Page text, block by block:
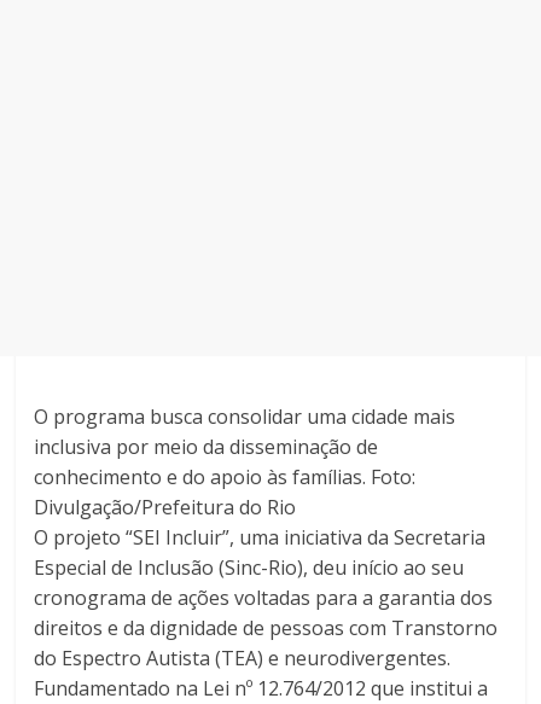
O programa busca consolidar uma cidade mais
inclusiva por meio da disseminação de
conhecimento e do apoio às famílias. Foto:
Divulgação/Prefeitura do Rio
O projeto “SEI Incluir”, uma iniciativa da Secretaria
Especial de Inclusão (Sinc-Rio), deu início ao seu
cronograma de ações voltadas para a garantia dos
direitos e da dignidade de pessoas com Transtorno
do Espectro Autista (TEA) e neurodivergentes.
Fundamentado na Lei nº 12.764/2012 que institui a